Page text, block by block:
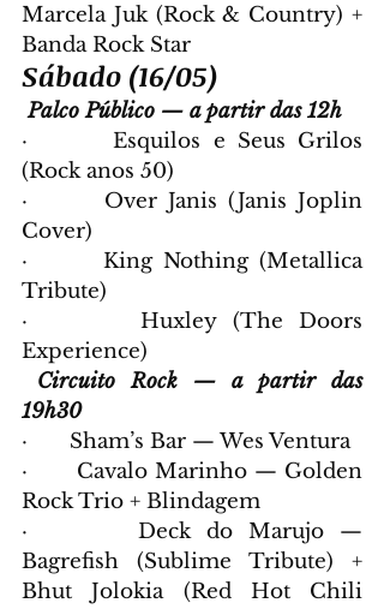
Marcela Juk (Rock & Country) +
Banda Rock Star
Sábado (16/05)
Palco Público — a partir das 12h
·       Esquilos e Seus Grilos
(Rock anos 50)
·       Over Janis (Janis Joplin
Cover)
·       King Nothing (Metallica
Tribute)
·       Huxley (The Doors
Experience)
Circuito Rock — a partir das
19h30
·       Sham’s Bar — Wes Ventura
·       Cavalo Marinho — Golden
Rock Trio + Blindagem
·       Deck do Marujo —
Bagrefish (Sublime Tribute) +
Bhut Jolokia (Red Hot Chili